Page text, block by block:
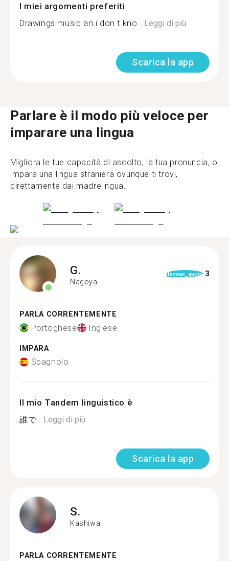
I miei argomenti preferiti
Drawings music an i don t kno... Leggi di più
Scarica la app
Parlare è il modo più veloce per
imparare una lingua
Migliora le tue capacità di ascolto, la tua pronuncia, o
impara una lingua straniera ovunque ti trovi,
direttamente dai madrelingua.
G.
Nagoya
format_quote 3
PARLA CORRENTEMENTE
Portoghese Inglese
IMPARA
Spagnolo
Il mio Tandem linguistico è
誰で...Leggi di più
Scarica la app
S.
Kashiwa
PARLA CORRENTEMENTE